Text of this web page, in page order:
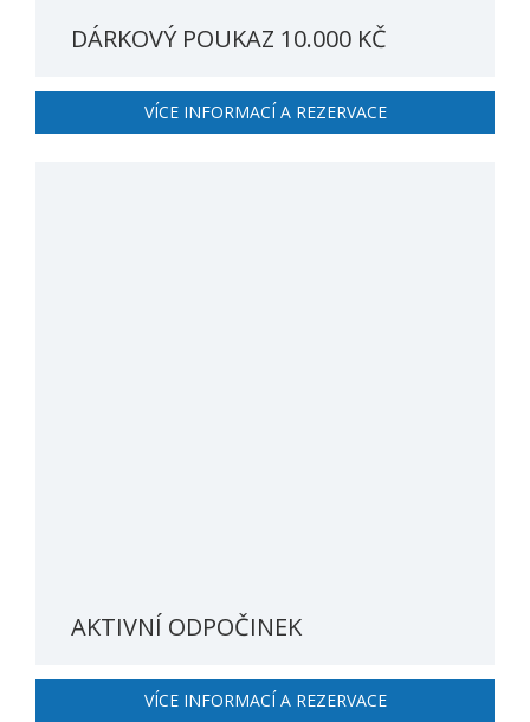
DÁRKOVÝ POUKAZ 10.000 KČ
VÍCE INFORMACÍ A REZERVACE
AKTIVNÍ ODPOČINEK
VÍCE INFORMACÍ A REZERVACE